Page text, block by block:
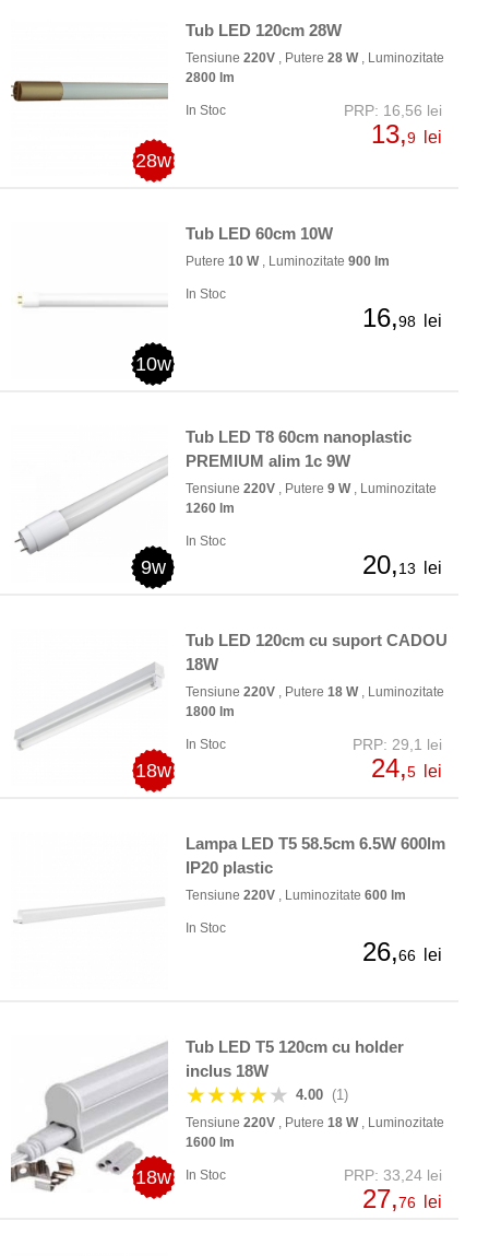
28w
Tub LED 120cm 28W
Tensiune 220V , Putere 28 W, Luminozitate
2800 lm
In Stoc PRP: 16,56 lei
13,9 lei
10w
Tub LED 60cm 10W
Putere 10 W, Luminozitate 900 lm
In Stoc
16,98 lei
9w
Tub LED T8 60cm nanoplastic
PREMIUM alim 1c 9W
Tensiune 220V , Putere 9 W, Luminozitate
1260 lm
In Stoc
20,13 lei
18w
Tub LED 120cm cu suport CADOU
18W
Tensiune 220V , Putere 18 W, Luminozitate
1800 lm
In Stoc PRP: 29,1 lei
24,5 lei
Lampa LED T5 58.5cm 6.5W 600lm
IP20 plastic
Tensiune 220V , Luminozitate 600 lm
In Stoc
26,66 lei
18w
Tub LED T5 120cm cu holder
inclus 18W
★★★★★ 4.00 (1)
Tensiune 220V , Putere 18 W, Luminozitate
1600 lm
In Stoc PRP: 33,24 lei
27,76 lei